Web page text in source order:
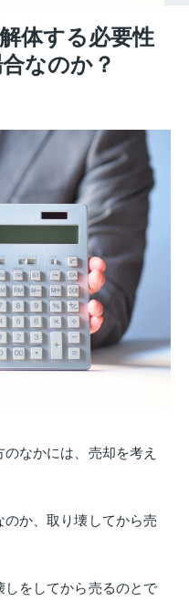
体する必要性
なのか？
なかには、売却を考え
か、取り壊してから売
をしてから売るのとで